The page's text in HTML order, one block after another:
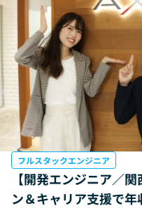
フルスタックエンジニア
【開発エンジニア／
ン＆キャリア支援で年